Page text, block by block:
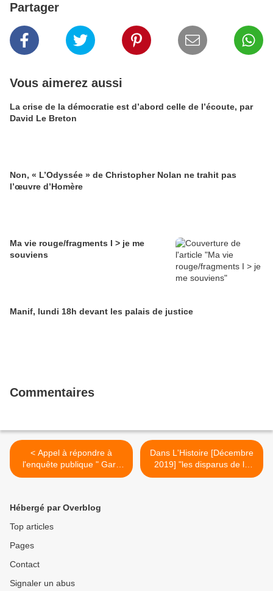
Partager
Vous aimerez aussi
La crise de la démocratie est d’abord celle de l’écoute, par
David Le Breton
Non, « L’Odyssée » de Christopher Nolan ne trahit pas
l’œuvre d’Homère
Ma vie rouge/fragments I > je me
souviens
Manif, lundi 18h devant les palais de justice
Commentaires
< Appel à répondre à
l'enquête publique " Gare
du Nord 2024" @mansat
numerique.fr/garedunord-
Dans L'Histoire [Décembre
2019] "les disparus de la
Guerre d'Algérie" article de
Hébergé par Overblog
Top articles
Pages
Contact
Signaler un abus